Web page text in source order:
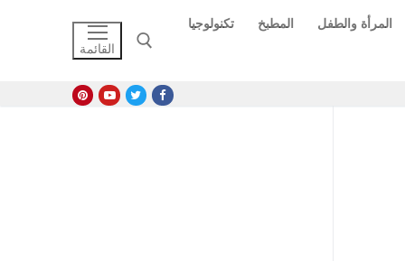
المرأة والطفل المطبخ تكنولوجيا
القائمة